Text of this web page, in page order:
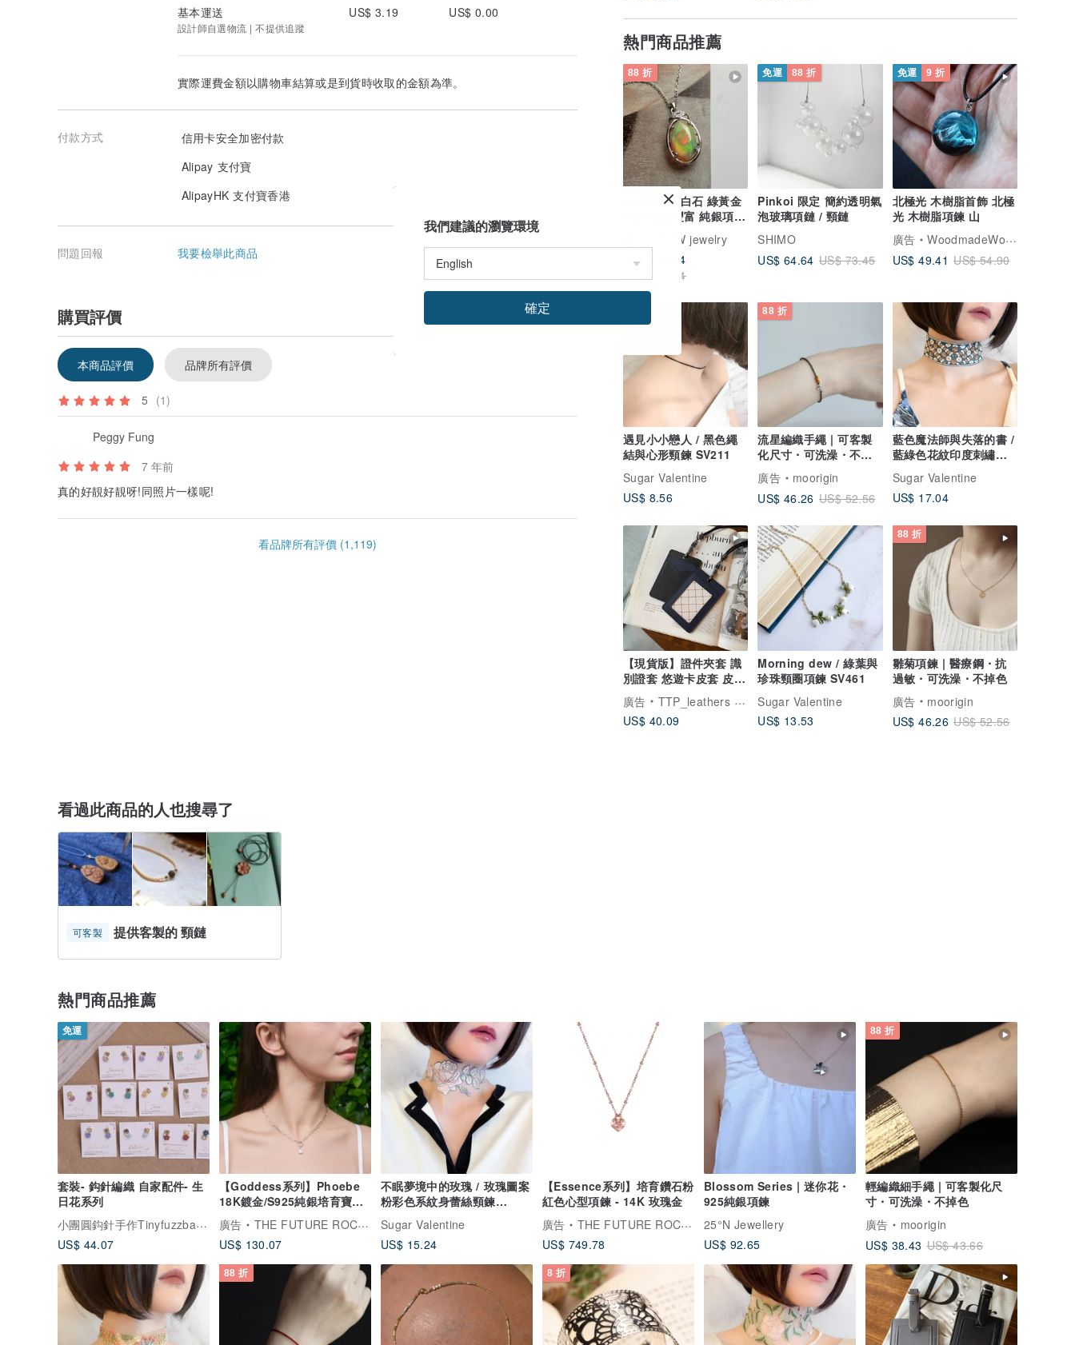
熱門商品推薦
88 折
天然歐泊蛋白石 綠黃金
火彩 油彩豐富 純銀項鍊
收藏級輕珠寶NOW jewelry
US$ 159.94
US$ 181.74
免運 88 折
Pinkoi 限定 簡約透明氣
泡玻璃項鏈 / 頸鏈
SHIMO
US$ 64.64 US$ 73.45
免運 9 折
北極光 木樹脂首飾 北極
光 木樹脂項鍊 山
廣告
WoodmadeWonderwood
US$ 49.41 US$ 54.90
遇見小小戀人 / 黑色繩
結與心形頸鍊 SV211
Sugar Valentine
US$ 8.56
88 折
流星編織手繩 | 可客製
化尺寸・可洗澡・不掉
色
廣告
moorigin
US$ 46.26 US$ 52.56
藍色魔法師與失落的書 /
藍綠色花紋印度刺繡蕾
絲頸鍊 SV627
Sugar Valentine
US$ 17.04
【現貨版】證件夾套 識
別證套 悠遊卡皮套 皮件
證件套 生日禮物
廣告
TTP_leathers 波賽頓手工皮件
US$ 40.09
Morning dew / 綠葉與
珍珠頸圈項鍊 SV461
Sugar Valentine
US$ 13.53
88 折
雛菊項鍊 | 醫療鋼・抗
過敏・可洗澡・不掉色
廣告
moorigin
US$ 46.26 US$ 52.56
基本運送
US$ 3.19 US$ 0.00
設計師自選物流 | 不提供追蹤
實際運費金額以購物車結算或是到貨時收取的金額為準。
付款方式
信用卡安全加密付款
Alipay 支付寶
AlipayHK 支付寶香港
問題回報 我要檢舉此商品
購買評價
本商品評價 品牌所有評價
5 (1)
Peggy Fung
7 年前
真的好靚好靚呀!同照片一樣呢!
看品牌所有評價 (1,119)
看過此商品的人也搜尋了
可客製 提供客製的 頸鏈
熱門商品推薦
免運
套裝- 鈎針編織 自家配件- 生
日花系列
小團圓鈎針手作TinyfuzzballAccessories
US$ 44.07
【Goddess系列】Phoebe
18K鍍金/S925純銀培育寶石
單吊墜迴形針項
廣告
THE FUTURE ROCKS
US$ 130.07
不眠夢境中的玫瑰 / 玫瑰圖案
粉彩色系紋身蕾絲頸鍊
SV697
Sugar Valentine
US$ 15.24
【Essence系列】培育鑽石粉
紅色心型項鍊 - 14K 玫瑰金
廣告
THE FUTURE ROCKS
US$ 749.78
Blossom Series | 迷你花・
925純銀項鍊
25°N Jewellery
US$ 92.65
88 折
輕編織細手繩 | 可客製化尺
寸・可洗澡・不掉色
廣告
moorigin
US$ 38.43 US$ 43.66
88 折 8 折
我們建議的瀏覽環境
確定